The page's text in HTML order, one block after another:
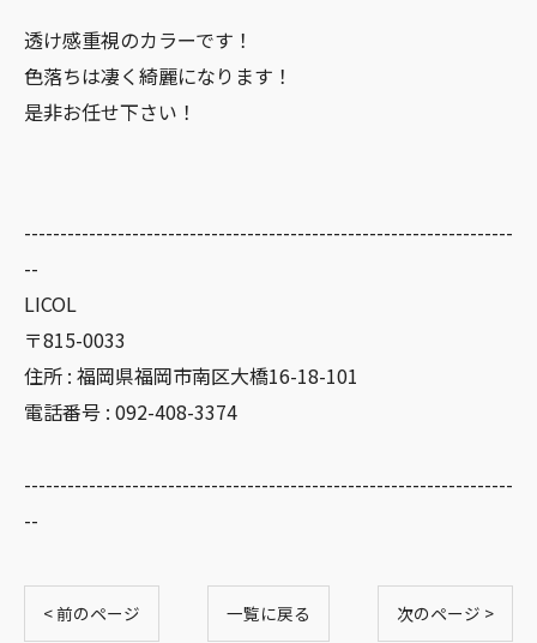
透け感重視のカラーです！
色落ちは凄く綺麗になります！
是非お任せ下さい！
--------------------------------------------------------------------
--
LICOL
〒815-0033
住所 : 福岡県福岡市南区大橋16-18-101
電話番号 : 092-408-3374
--------------------------------------------------------------------
--
< 前のページ 一覧に戻る 次のページ >